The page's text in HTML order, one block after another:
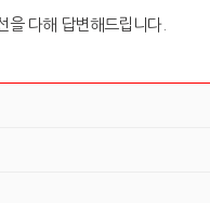
을 다해 답변해드립니다.